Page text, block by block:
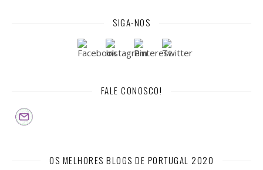
SIGA-NOS
FALE CONOSCO!
OS MELHORES BLOGS DE PORTUGAL 2020